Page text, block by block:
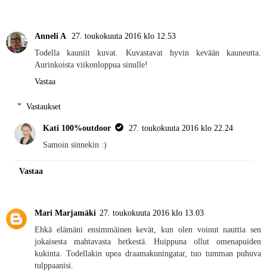
Anneli A
27. toukokuuta 2016 klo 12.53
Todella kauniit kuvat. Kuvastavat hyvin kevään kauneutta.
Aurinkoista viikonloppua sinulle!
Vastaa
Vastaukset
Kati 100%outdoor
27. toukokuuta 2016 klo 22.24
Samoin sinnekin :)
Vastaa
Mari Marjamäki 27. toukokuuta 2016 klo 13.03
Ehkä elämäni ensimmäinen kevät, kun olen voinut nauttia sen
jokaisesta mahtavasta hetkestä. Huippuna ollut omenapuiden
kukinta. Todellakin upea draamakuningatar, tuo tumman puhuva
tulppaanisi.